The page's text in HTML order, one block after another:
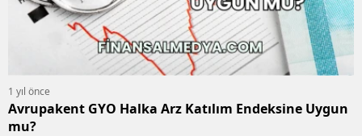
1 yıl önce
Avrupakent GYO Halka Arz Katılım Endeksine Uygun
mu?